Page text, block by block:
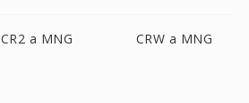
CR2 a MNG CRW a MNG